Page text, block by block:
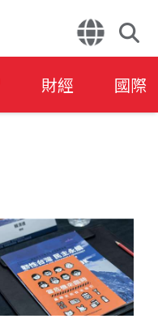
財經 國際